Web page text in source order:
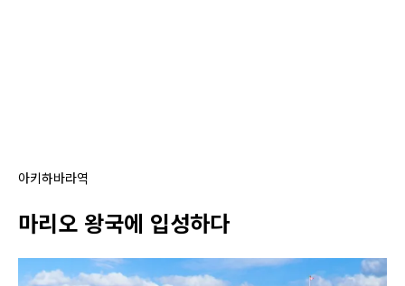
아키하바라역
마리오 왕국에 입성하다